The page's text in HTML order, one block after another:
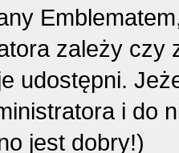
zależy czy
udostępni.
i do
jest dobry!)